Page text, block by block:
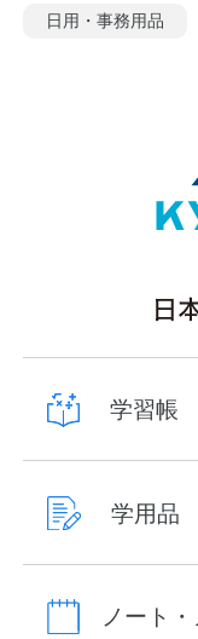
日用・事務用品
学習帳
学用品
ノート